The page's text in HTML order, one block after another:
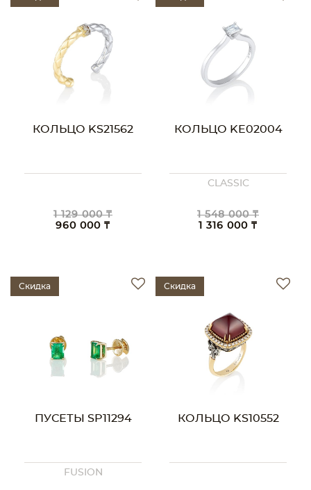
КОЛЬЦО KS21562
1 129 000 ₸
960 000 ₸
КОЛЬЦО KE02004
CLASSIC
1 548 000 ₸
1 316 000 ₸
Скидка
ПУСЕТЫ SP11294
FUSION
Скидка
КОЛЬЦО KS10552